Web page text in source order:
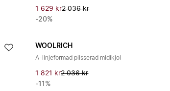
1 629 kr2 036 kr
-20%
WOOLRICH
A-linjeformad plisserad midikjol
1 821 kr2 036 kr
-11%